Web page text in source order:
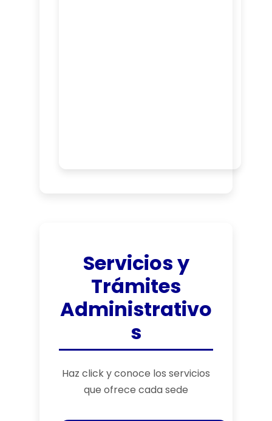
Servicios y
Trámites
Administrativo
s
Haz click y conoce los servicios
que ofrece cada sede